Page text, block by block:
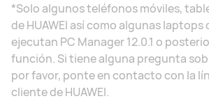
*Solo algunos teléfonos móviles,
de HUAWEI así como algunas laptops
ejecutan PC Manager 12.0.1 o
función. Si tiene alguna pregunta
por favor, ponte en contacto con la
cliente de HUAWEI.